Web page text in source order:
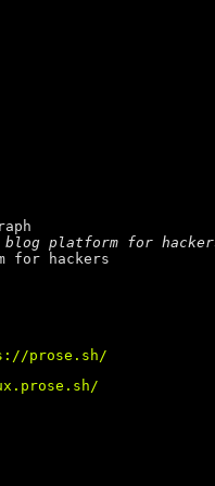
blog platform for
for hackers
prose.sh/